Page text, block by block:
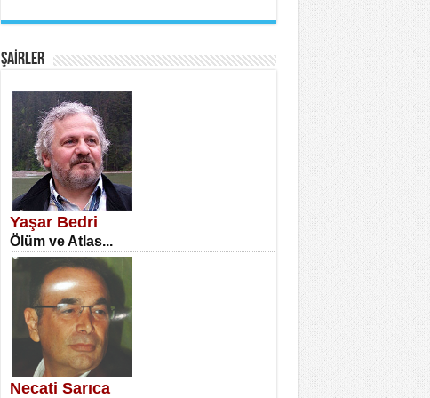
SATILMIŞ ÜMİT ÇETİNKAYA
Erkenlik...
NECLA DİLEK ARSLAN
Öğretmenler Günü Mahkemesi...
ŞAİRLER
Yaşar Bedri
Ölüm ve Atlas...
Necati Sarıca